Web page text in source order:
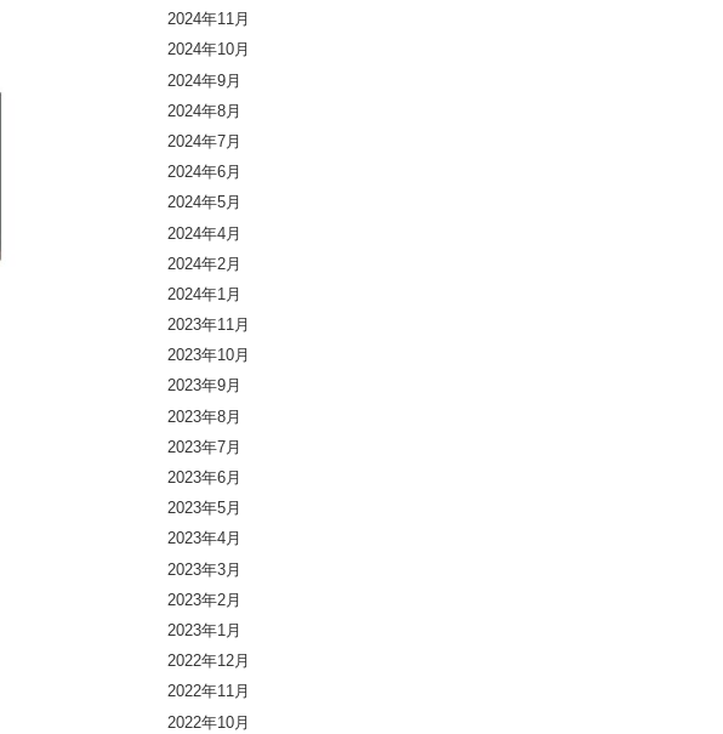
2024年11月
2024年10月
2024年9月
2024年8月
2024年7月
2024年6月
2024年5月
2024年4月
2024年2月
2024年1月
2023年11月
2023年10月
2023年9月
2023年8月
2023年7月
2023年6月
2023年5月
2023年4月
2023年3月
2023年2月
2023年1月
2022年12月
2022年11月
2022年10月